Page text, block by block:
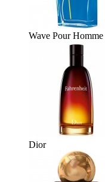
Wave Pour Homme
Dior